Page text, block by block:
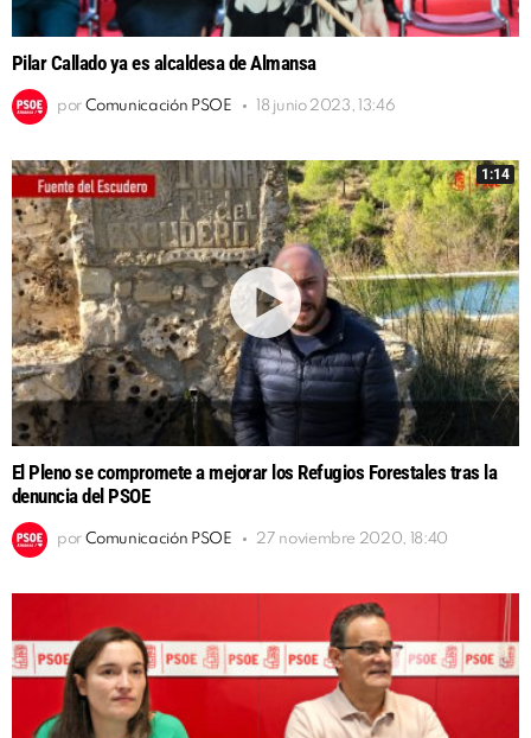
Pilar Callado ya es alcaldesa de Almansa
por Comunicación PSOE 18 junio 2023, 13:46
1:14
El Pleno se compromete a mejorar los Refugios Forestales tras la
denuncia del PSOE
por Comunicación PSOE 27 noviembre 2020, 18:40